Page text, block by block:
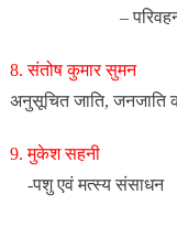
–
8. संतोष कुमार सुमन
-
अनुसूचित जाति, जनजाति
9. मुकेश सहनी
-पशु एवं मत्स्य संसाधन